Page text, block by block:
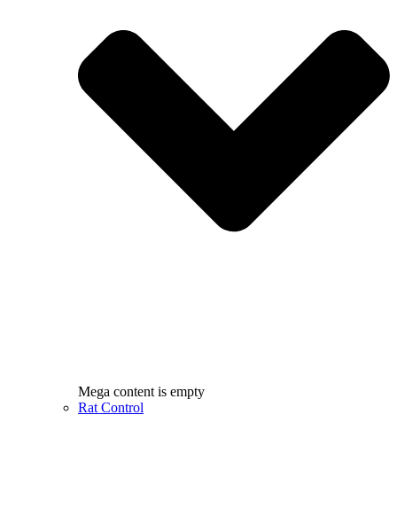
Mega content is empty
Rat Control